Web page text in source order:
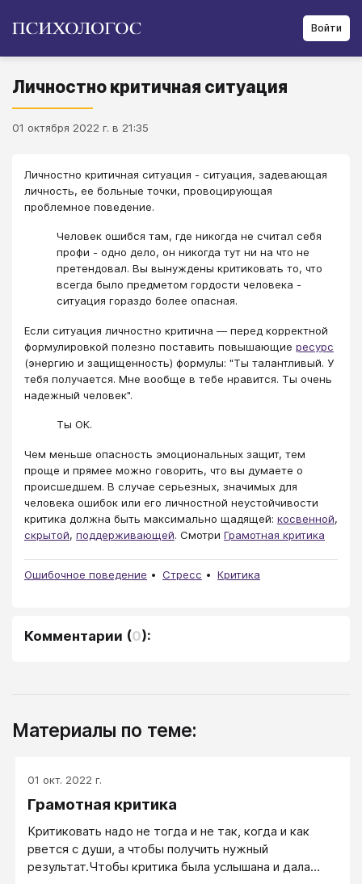
Войти
Личностно критичная ситуация
01 октября 2022 г. в 21:35
Личностно критичная ситуация - ситуация, задевающая
личность, ее больные точки, провоцирующая
проблемное поведение.
Человек ошибся там, где никогда не считал себя
профи - одно дело, он никогда тут ни на что не
претендовал. Вы вынуждены критиковать то, что
всегда было предметом гордости человека -
ситуация гораздо более опасная.
Если ситуация личностно критична — перед корректной
формулировкой полезно поставить повышающие ресурс
(энергию и защищенность) формулы: "Ты талантливый. У
тебя получается. Мне вообще в тебе нравится. Ты очень
надежный человек".
Ты ОК.
Чем меньше опасность эмоциональных защит, тем
проще и прямее можно говорить, что вы думаете о
происшедшем. В случае серьезных, значимых для
человека ошибок или его личностной неустойчивости
критика должна быть максимально щадящей: косвенной,
скрытой, поддерживающей. Смотри Грамотная критика
Ошибочное поведение Стресс Критика
Комментарии (0):
Материалы по теме:
01 окт. 2022 г.
Грамотная критика
Критиковать надо не тогда и не так, когда и как
рвется с души, а чтобы получить нужный
результат.Чтобы критика была услышана и дала